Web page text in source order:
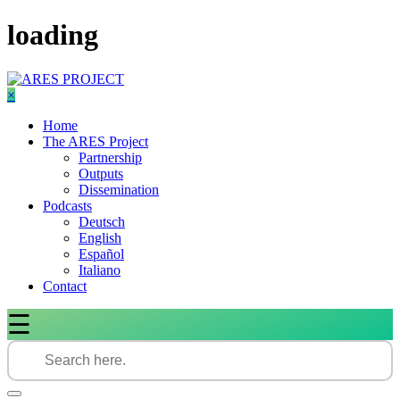
Skip
to
loading
×
Home
The ARES Project
Partnership
Outputs
Dissemination
Podcasts
Deutsch
English
Español
Italiano
Contact
☰